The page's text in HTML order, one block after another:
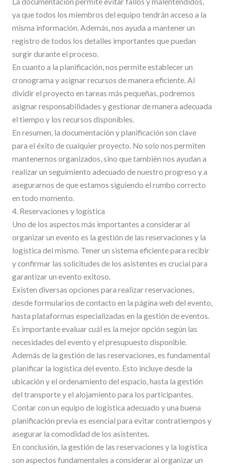
ya que todos los miembros del equipo tendrán acceso a la
misma información. Además, nos ayuda a mantener un
registro de todos los detalles importantes que puedan
surgir durante el proceso.
En cuanto a la planificación, nos permite establecer un
cronograma y asignar recursos de manera eficiente. Al
dividir el proyecto en tareas más pequeñas, podremos
asignar responsabilidades y gestionar de manera adecuada
el tiempo y los recursos disponibles.
En resumen, la documentación y planificación son clave
para el éxito de cualquier proyecto. No solo nos permiten
mantenernos organizados, sino que también nos ayudan a
realizar un seguimiento adecuado de nuestro progreso y a
asegurarnos de que estamos siguiendo el rumbo correcto
en todo momento.
4. Reservaciones y logística
Uno de los aspectos más importantes a considerar al
organizar un evento es la gestión de las reservaciones y la
logística del mismo. Tener un sistema eficiente para recibir
y confirmar las solicitudes de los asistentes es crucial para
garantizar un evento exitoso.
Existen diversas opciones para realizar reservaciones,
desde formularios de contacto en la página web del evento,
hasta plataformas especializadas en la gestión de eventos.
Es importante evaluar cuál es la mejor opción según las
necesidades del evento y el presupuesto disponible.
Además de la gestión de las reservaciones, es fundamental
planificar la logística del evento. Esto incluye desde la
ubicación y el ordenamiento del espacio, hasta la gestión
del transporte y el alojamiento para los participantes.
Contar con un equipo de logística adecuado y una buena
planificación previa es esencial para evitar contratiempos y
asegurar la comodidad de los asistentes.
En conclusión, la gestión de las reservaciones y la logística
son aspectos fundamentales a considerar al organizar un